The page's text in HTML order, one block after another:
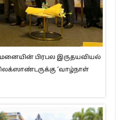
பிரபல இருதயவியல்
‘வாழ்நாள்